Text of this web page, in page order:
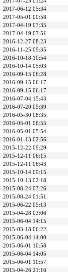
2017-06-12 05:34
2017-05-01 00:58
2017-04-19 07:35
2017-04-19 07:51
2016-12-27 08:23
2016-11-25 09:35
2016-10-18 10:54
2016-10-14 05:03
2016-09-15 06:28
2016-09-15 06:17
2016-09-15 06:17
2016-07-04 15:43
2016-07-20 05:39
2016-05-30 08:35
2016-05-01 06:55
2016-05-01 05:54
2016-01-13 02:56
2015-12-22 09:29
2015-12-11 06:15
2015-12-11 06:43
2015-10-14 09:15
2015-10-13 02:18
2015-08-24 03:26
2015-08-24 01:51
2015-06-22 05:13
2015-04-28 03:06
2015-06-04 14:15
2015-03-18 06:22
2015-06-04 14:00
2015-06-01 10:58
2015-06-04 14:05
2015-06-01 10:57
2015-04-26 21:16